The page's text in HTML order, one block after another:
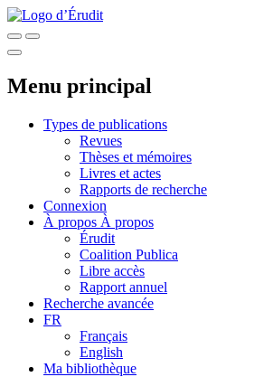
Menu principal
Types de publications
Revues
Thèses et mémoires
Livres et actes
Rapports de recherche
Connexion
À propos À propos
Érudit
Coalition Publica
Libre accès
Rapport annuel
Recherche avancée
FR
Français
English
Ma bibliothèque